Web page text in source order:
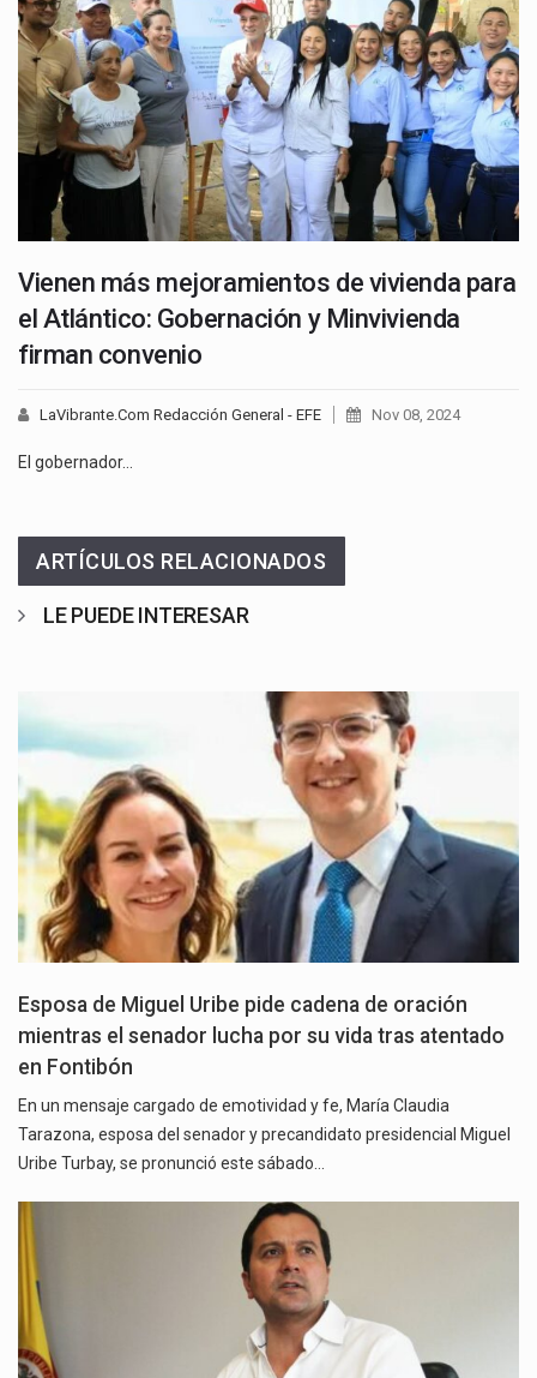
Vienen más mejoramientos de vivienda para
el Atlántico: Gobernación y Minvivienda
firman convenio
LaVibrante.Com Redacción General - EFE Nov 08, 2024
El gobernador…
ARTÍCULOS RELACIONADOS
LE PUEDE INTERESAR
Esposa de Miguel Uribe pide cadena de oración
mientras el senador lucha por su vida tras atentado
en Fontibón
En un mensaje cargado de emotividad y fe, María Claudia
Tarazona, esposa del senador y precandidato presidencial Miguel
Uribe Turbay, se pronunció este sábado…